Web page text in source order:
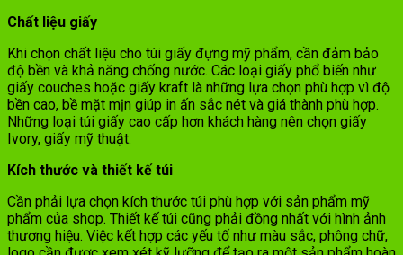
Chất liệu giấy
Khi chọn chất liệu cho túi giấy đựng mỹ phẩm, cần đảm bảo
độ bền và khả năng chống nước. Các loại giấy phổ biến như
giấy couches hoặc giấy kraft là những lựa chọn phù hợp vì độ
bền cao, bề mặt mịn giúp in ấn sắc nét và giá thành phù hợp.
Những loại túi giấy cao cấp hơn khách hàng nên chọn giấy
Ivory, giấy mỹ thuật.
Kích thước và thiết kế túi
Cần phải lựa chọn kích thước túi phù hợp với sản phẩm mỹ
phẩm của shop. Thiết kế túi cũng phải đồng nhất với hình ảnh
thương hiệu. Việc kết hợp các yếu tố như màu sắc, phông chữ,